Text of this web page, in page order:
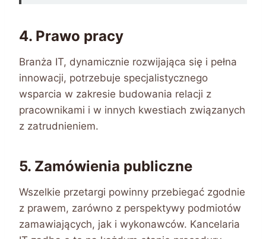
4. Prawo pracy
Branża IT, dynamicznie rozwijająca się i pełna
innowacji, potrzebuje specjalistycznego
wsparcia w zakresie budowania relacji z
pracownikami i w innych kwestiach związanych
z zatrudnieniem.
5. Zamówienia publiczne
Wszelkie przetargi powinny przebiegać zgodnie
z prawem, zarówno z perspektywy podmiotów
zamawiających, jak i wykonawców. Kancelaria